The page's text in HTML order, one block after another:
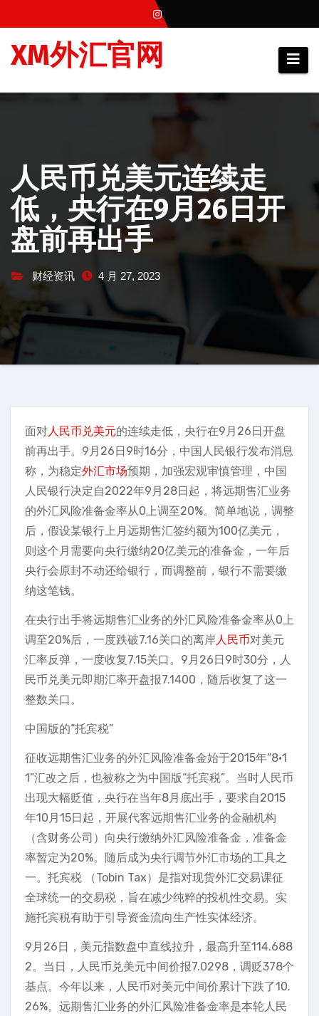
至
XM外汇官网
人民币兑美元连续走
低，央行在9月26日开
盘前再出手
财经资讯 4 月 27, 2023
面对人民币兑美元的连续走低，央行在9月26日开盘
前再出手。9月26日9时16分，中国人民银行发布消息
称，为稳定外汇市场预期，加强宏观审慎管理，中国
人民银行决定自2022年9月28日起，将远期售汇业务
的外汇风险准备金率从0上调至20%。简单地说，调整
后，假设某银行上月远期售汇签约额为100亿美元，
则这个月需要向央行缴纳20亿美元的准备金，一年后
央行会原封不动还给银行，而调整前，银行不需要缴
纳这笔钱。
在央行出手将远期售汇业务的外汇风险准备金率从0上
调至20%后，一度跌破7.16关口的离岸人民币对美元
汇率反弹，一度收复7.15关口。9月26日9时30分，人
民币兑美元即期汇率开盘报7.1400，随后收复了这一
整数关口。
中国版的“托宾税”
征收远期售汇业务的外汇风险准备金始于2015年“8·1
1”汇改之后，也被称之为中国版“托宾税”。当时人民币
出现大幅贬值，央行在当年8月底出手，要求自2015
年10月15日起，开展代客远期售汇业务的金融机构
（含财务公司）向央行缴纳外汇风险准备金，准备金
率暂定为20%。随后成为央行调节外汇市场的工具之
一。托宾税 （Tobin Tax）是指对现货外汇交易课征
全球统一的交易税，旨在减少纯粹的投机性交易。实
施托宾税有助于引导资金流向生产性实体经济。
9月26日，美元指数盘中直线拉升，最高升至114.688
2。当日，人民币兑美元中间价报7.0298，调贬378个
基点。今年以来，人民币对美元中间价累计下跌了10.
26%。远期售汇业务的外汇风险准备金率是本轮人民